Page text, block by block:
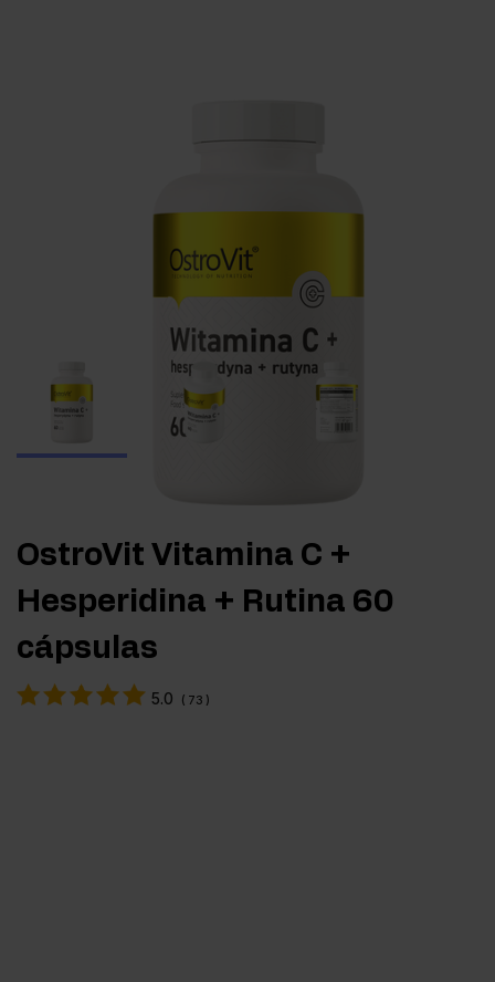
OstroVit Vitamina C +
Hesperidina + Rutina 60
cápsulas
5.0 ( 73 )